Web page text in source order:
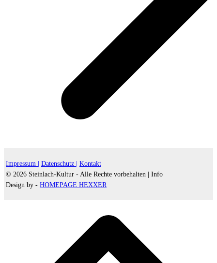
Impressum | Datenschutz |
Kontakt
© 2026 Steinlach-Kultur - Alle Rechte vorbehalten |
Info
Design by - HOMEPAGE HEXXER